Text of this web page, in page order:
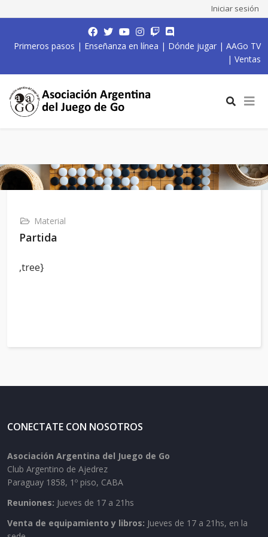
Iniciar sesión
Primeros pasos | Enseñanza en línea | Dónde jugar | AAGo TV
| Ventas
Material
Partida
,tree}
CONECTATE CON NOSOTROS
Asociación Argentina del Juego de Go
Club Argentino de Ajedrez
Paraguay 1858, 1º piso, CABA
Reuniones: Jueves de 17 a 21hs
Venta de equipamiento y libros: Jueves de 17 a 21hs, en la